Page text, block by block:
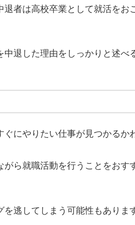
者は高校卒業として就活をお
退した理由をしっかりと述べ
ぐにやりたい仕事が見つかるか
ら就職活動を行うことをおす
逃してしまう可能性もありま